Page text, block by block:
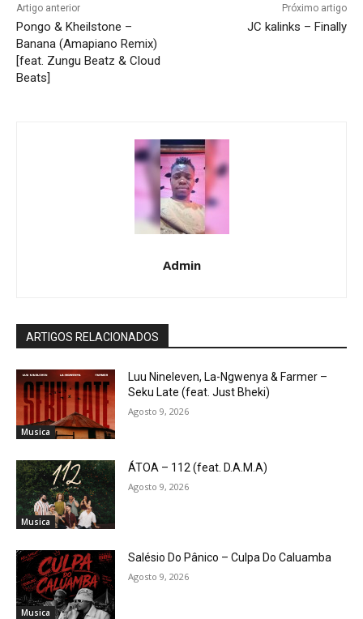
Artigo anterior
Pongo & Kheilstone –
Banana (Amapiano Remix)
[feat. Zungu Beatz & Cloud
Beats]
Próximo artigo
JC kalinks – Finally
Admin
ARTIGOS RELACIONADOS
Musica
Luu Nineleven, La-Ngwenya & Farmer –
Seku Late (feat. Just Bheki)
Agosto 9, 2026
Musica
ÁTOA – 112 (feat. D.A.M.A)
Agosto 9, 2026
Musica
Salésio Do Pânico – Culpa Do Caluamba
Agosto 9, 2026